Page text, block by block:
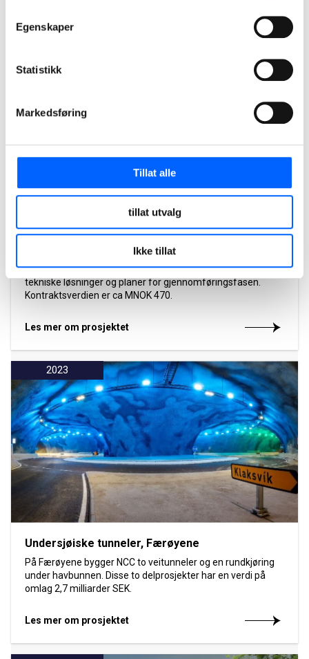
Egenskaper
Statistikk
Markedsføring
Tillat alle
tillat utvalg
Ikke tillat
2023
Granåsen Idrettspark, Trondheim
NCC og Trondheim kommune signerte 9. april 2021 kontrakt
innledende samspillsfase ble prosjektet optimalisert, og
deltakerne i prosjektet utarbeidet sammen robuste
tekniske løsninger og planer for gjennomføringsfasen.
Kontraktsverdien er ca MNOK 470.
Les mer om prosjektet
2023
Undersjøiske tunneler, Færøyene
På Færøyene bygger NCC to veitunneler og en rundkjøring
under havbunnen. Disse to delprosjekter har en verdi på
omlag 2,7 milliarder SEK.
Les mer om prosjektet